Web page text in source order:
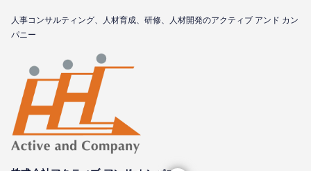
⼈事コンサルティング、⼈材育成、研修、⼈材開発のアクティブ アンド カン
パニー